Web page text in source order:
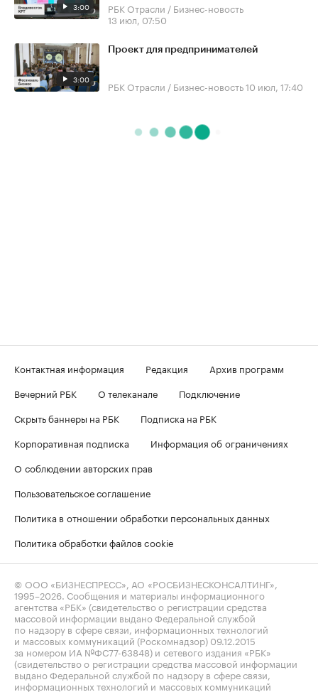
3:00
РБК Отрасли / Бизнес-новость
13 июл, 07:50
3:00
Проект для предпринимателей
РБК Отрасли / Бизнес-новость10 июл, 17:40
Контактная информация Редакция
Архив программ
Вечерний РБК
О телеканале
Подключение
Скрыть баннеры на РБК
Подписка на РБК
Корпоративная подписка
Информация об ограничениях
О соблюдении авторских прав
Пользовательское соглашение
Политика в отношении обработки персональных данных
Политика обработки файлов cookie
© ООО «БИЗНЕСПРЕСС», АО «РОСБИЗНЕСКОНСАЛТИНГ»,
1995–2026. Сообщения и материалы информационного
агентства «РБК» (свидетельство о регистрации средства
массовой информации выдано Федеральной службой
по надзору в сфере связи, информационных технологий
и массовых коммуникаций (Роскомнадзор) 09.12.2015
за номером ИА №ФС77-63848) и сетевого издания «РБК»
(свидетельство о регистрации средства массовой информации
выдано Федеральной службой по надзору в сфере связи,
информационных технологий и массовых коммуникаций